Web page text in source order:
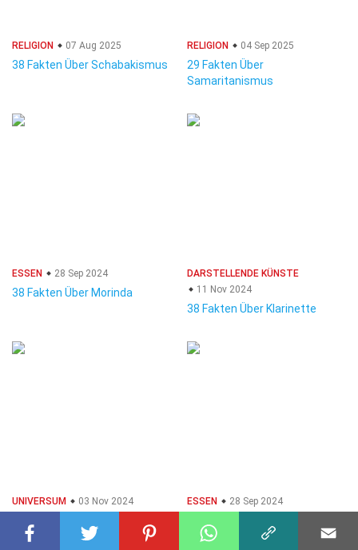
RELIGION 07 Aug 2025
38 Fakten Über Schabakismus
RELIGION 04 Sep 2025
29 Fakten Über
Samaritanismus
ESSEN 28 Sep 2024
38 Fakten Über Morinda
DARSTELLENDE KÜNSTE
11 Nov 2024
38 Fakten Über Klarinette
UNIVERSUM 03 Nov 2024 ESSEN 28 Sep 2024